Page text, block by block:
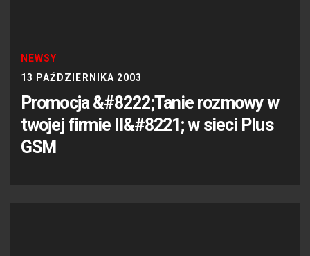
NEWSY
13 PAŹDZIERNIKA 2003
Promocja &#8222;Tanie rozmowy w
twojej firmie II&#8221; w sieci Plus
GSM